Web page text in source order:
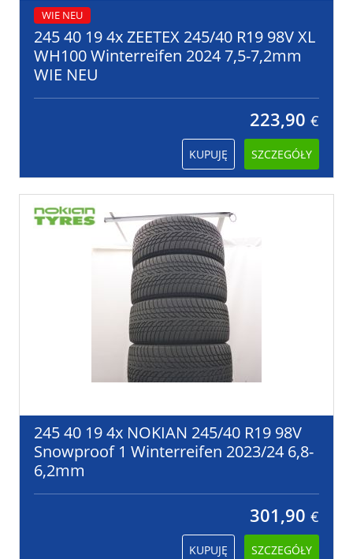
WIE NEU
245 40 19 4x ZEETEX 245/40 R19 98V XL
WH100 Winterreifen 2024 7,5-7,2mm
WIE NEU
223,90 €
KUPUJĘ SZCZEGÓŁY
245 40 19 4x NOKIAN 245/40 R19 98V
Snowproof 1 Winterreifen 2023/24 6,8-
6,2mm
301,90 €
KUPUJĘ SZCZEGÓŁY